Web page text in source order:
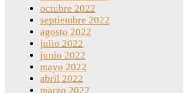
octubre 2022
septiembre 2022
agosto 2022
julio 2022
junio 2022
mayo 2022
abril 2022
marzo 2022